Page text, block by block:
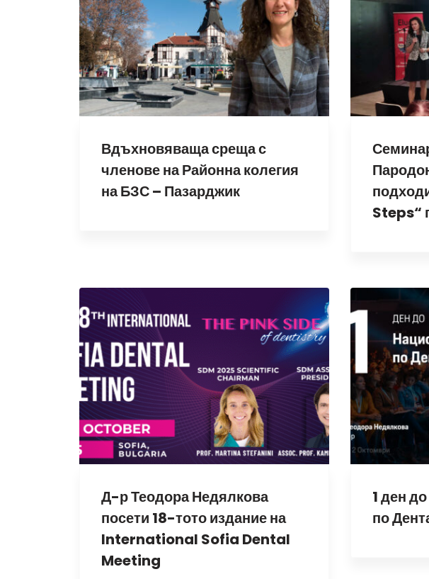
Вдъхновяваща среща с
членове на Районна колегия
на БЗС – Пазарджик
Steps“
Д-р Теодора Недялкова
посети 18-тото издание на
International Sofia Dental
Meeting
1 ден
по